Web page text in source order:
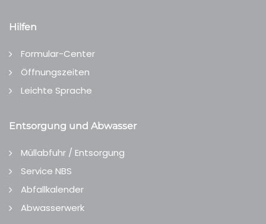
Hilfen
Formular-Center
Öffnungszeiten
Leichte Sprache
Entsorgung und Abwasser
Müllabfuhr / Entsorgung
Service NBS
Abfallkalender
Abwasserwerk